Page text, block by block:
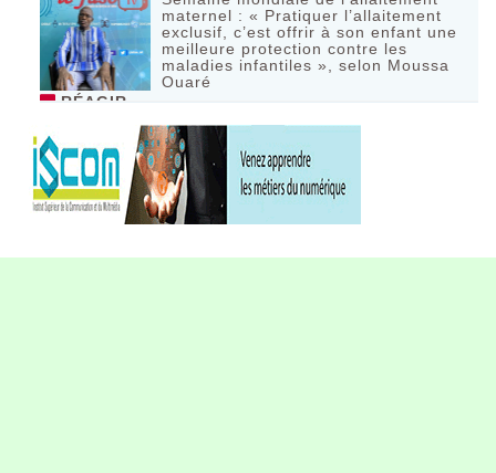
maternel : « Pratiquer l’allaitement
exclusif, c’est offrir à son enfant une
meilleure protection contre les
maladies infantiles », selon Moussa
Ouaré
RÉAGIR